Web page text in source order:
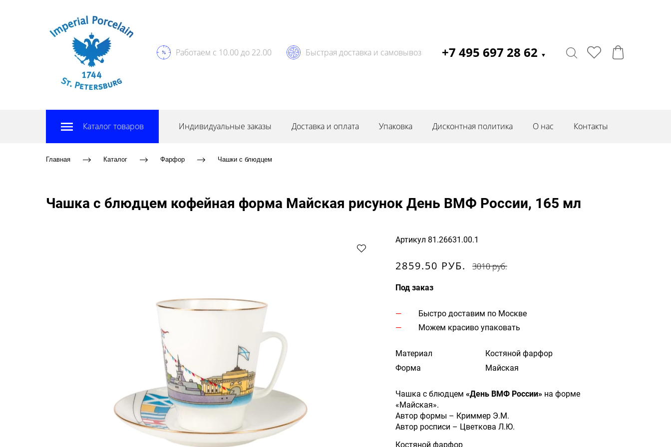
Работаем с 10.00 до 22.00 Быстрая доставка и самовывоз +7 495 697 28 62 ▼
Каталог товаров Индивидуальные заказы Доставка и оплата Упаковка Дисконтная политика О нас Контакты
Главная Каталог Фарфор Чашки с блюдцем
Чашка с блюдцем кофейная форма Майская рисунок День ВМФ России, 165 мл
Артикул 81.26631.00.1
2859.50 РУБ. 3010 руб.
Под заказ
Быстро доставим по Москве
Можем красиво упаковать
Материал
Костяной фарфор
Форма
Майская
Чашка с блюдцем «День ВМФ России» на форме
«Майская».
Автор формы – Криммер Э.М.
Автор росписи – Цветкова Л.Ю.
Костяной фарфор